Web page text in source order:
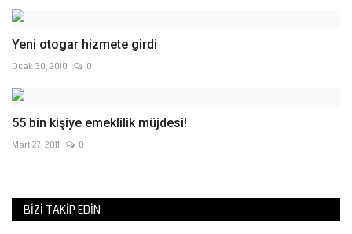
Yeni otogar hizmete girdi
Ocak 30, 2010 0
55 bin kişiye emeklilik müjdesi!
Mart 27, 2011 0
BIZI TAKIP EDIN